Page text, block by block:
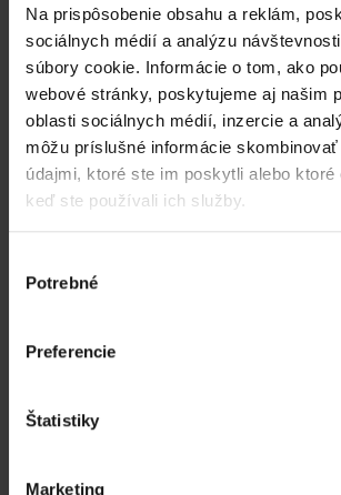
Na prispôsobenie obsahu a reklám,
sociálnych médií a analýzu
súbory cookie. Informácie o tom, ako
webové stránky, poskytujeme aj našim
oblasti sociálnych médií, inzercie a
môžu príslušné informácie
údajmi, ktoré ste im poskytli alebo
keď ste používali ich služby.
súhlasu
Potrebné
Preferencie
Štatistiky
Marketing
Viac informácií o Liptov
našich Liptov News
Prosím, pre zobrazenie videa,
marketing.
Prosím, pre zobrazenie videa,